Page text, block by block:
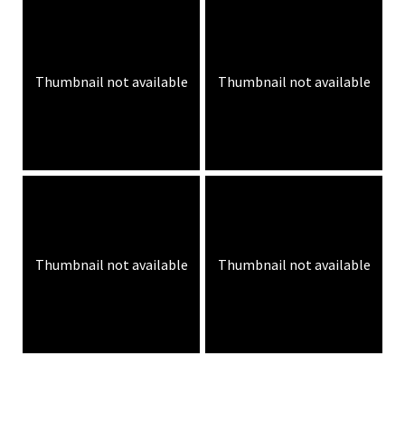
Thumbnail not available Thumbnail not available
Thumbnail not available Thumbnail not available